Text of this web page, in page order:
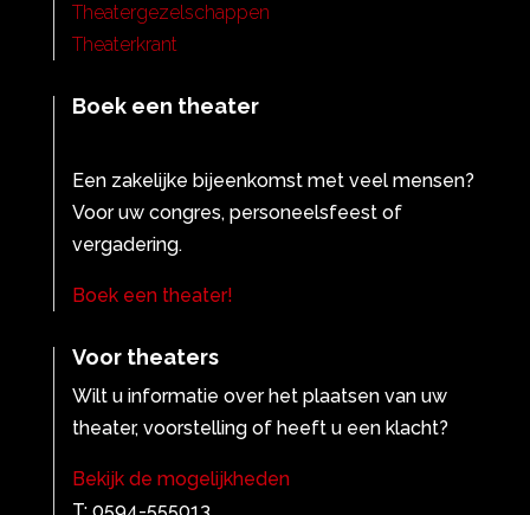
Theatergezelschappen
Theaterkrant
Boek een theater
Een zakelijke bijeenkomst met veel mensen?
Voor uw congres, personeelsfeest of
vergadering.
Boek een theater!
Voor theaters
Wilt u informatie over het plaatsen van uw
theater, voorstelling of heeft u een klacht?
Bekijk de mogelijkheden